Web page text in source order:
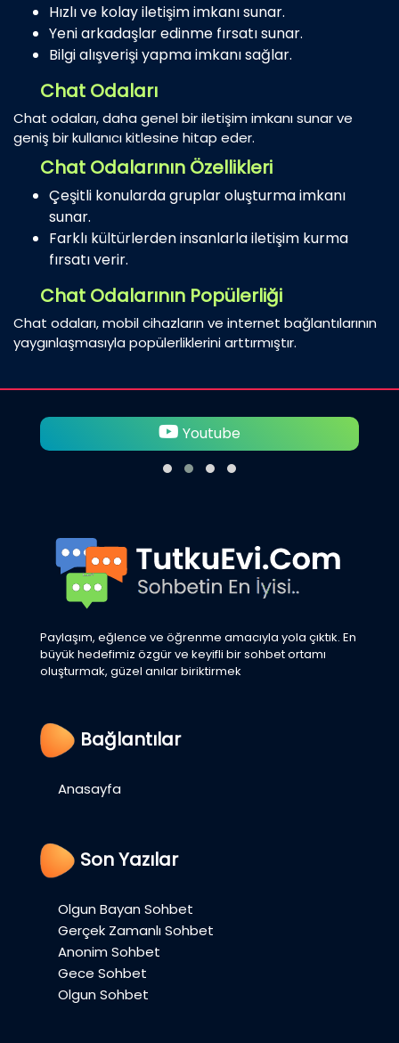
Hızlı ve kolay iletişim imkanı sunar.
Yeni arkadaşlar edinme fırsatı sunar.
Bilgi alışverişi yapma imkanı sağlar.
Chat Odaları
Chat odaları, daha genel bir iletişim imkanı sunar ve
geniş bir kullanıcı kitlesine hitap eder.
Chat Odalarının Özellikleri
Çeşitli konularda gruplar oluşturma imkanı
sunar.
Farklı kültürlerden insanlarla iletişim kurma
fırsatı verir.
Chat Odalarının Popülerliği
Chat odaları, mobil cihazların ve internet bağlantılarının
yaygınlaşmasıyla popülerliklerini arttırmıştır.
Twitter
Paylaşım, eğlence ve öğrenme amacıyla yola çıktık. En
büyük hedefimiz özgür ve keyifli bir sohbet ortamı
oluşturmak, güzel anılar biriktirmek
Bağlantılar
Anasayfa
Son Yazılar
Olgun Bayan Sohbet
Gerçek Zamanlı Sohbet
Anonim Sohbet
Gece Sohbet
Olgun Sohbet